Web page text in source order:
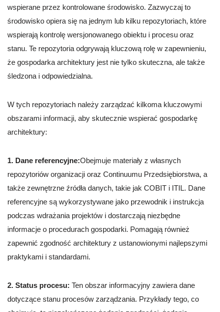
wspierane przez kontrolowane środowisko. Zazwyczaj to
środowisko opiera się na jednym lub kilku repozytoriach, które
wspierają kontrolę wersjonowanego obiektu i procesu oraz
stanu. Te repozytoria odgrywają kluczową rolę w zapewnieniu,
że gospodarka architektury jest nie tylko skuteczna, ale także
śledzona i odpowiedzialna.
W tych repozytoriach należy zarządzać kilkoma kluczowymi
obszarami informacji, aby skutecznie wspierać gospodarkę
architektury:
1. Dane referencyjne:Obejmuje materiały z własnych
repozytoriów organizacji oraz Continuumu Przedsiębiorstwa, a
także zewnętrzne źródła danych, takie jak COBIT i ITIL. Dane
referencyjne są wykorzystywane jako przewodnik i instrukcja
podczas wdrażania projektów i dostarczają niezbędne
informacje o procedurach gospodarki. Pomagają również
zapewnić zgodność architektury z ustanowionymi najlepszymi
praktykami i standardami.
2. Status procesu: Ten obszar informacyjny zawiera dane
dotyczące stanu procesów zarządzania. Przykłady tego, co